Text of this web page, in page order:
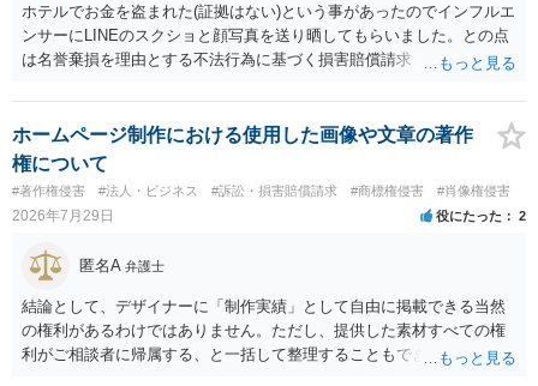
ホテルでお金を盗まれた(証拠はない)という事があったのでインフルエ
ンサーにLINEのスクショと顔写真を送り晒してもらいました。との点
は名誉棄損を理由とする不法行為に基づく損害賠償請求（共同不法行
その人が会社を経営しているようで仕事が飛んだとのことでその分の
賠償金と8人分の従業員の年間利益を請求すると言われています。」で
の計算がすべて損害とならないかと思いますので、損害額で争っても
良いかと思います。ご参考にしてください。
ホームページ制作における使用した画像や文章の著作
権について
#著作権侵害 #法人・ビジネス #訴訟・損害賠償請求 #商標権侵害 #肖像権侵害
2026年7月29日 役にたった 2
匿名A 弁護士
結論として、デザイナーに「制作実績」として自由に掲載できる当然
の権利があるわけではありません。ただし、提供した素材すべての権
利がご相談者に帰属する、と一括して整理することもできません。 ご